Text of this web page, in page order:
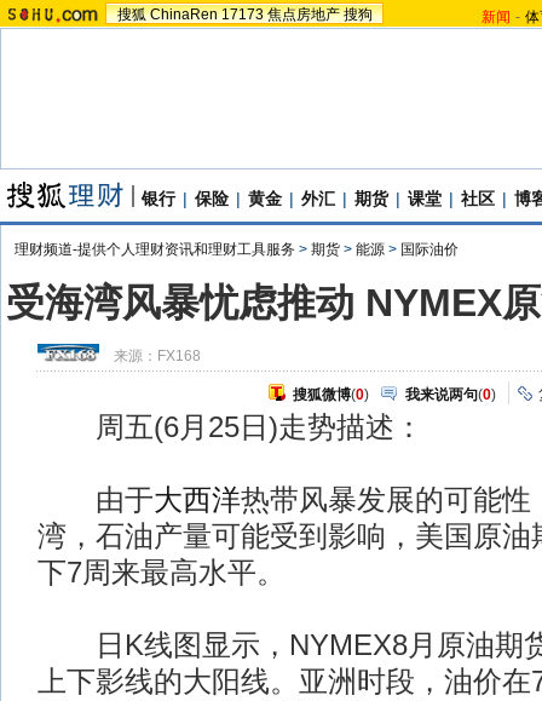
搜狐 ChinaRen 17173 焦点房地产 搜狗 新闻 -
银行 | 保险 | 黄金 | 外汇 | 期货 | 课堂 | 社区 | 博
理财频道-提供个人理财资讯和理财工具服务 > 期货 > 能源 > 国际油价
受海湾风暴忧虑推动 NYMEX
来源： FX168
搜狐微博(0) 我来说两句(0)
周五(6月25日)走势描述：
由于大西洋热带风暴发展的可能性
湾，石油产量可能受到影响，美国原油
下7周来最高水平。
日K线图显示，NYMEX8月原油期
上下影线的大阳线。亚洲时段，油价